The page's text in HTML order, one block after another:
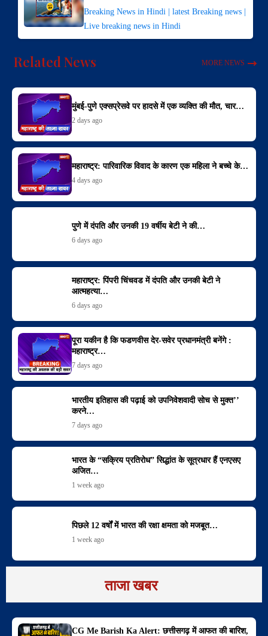
Breaking News in Hindi | latest Breaking news |
Live breaking news in Hindi
Related News MORE NEWS
मुंबई-पुणे एक्सप्रेसवे पर हादसे में एक व्यक्ति की मौत, चार…
2 days ago
महाराष्ट्र: पारिवारिक विवाद के कारण एक महिला ने बच्चे के…
4 days ago
पुणे में दंपति और उनकी 19 वर्षीय बेटी ने की…
6 days ago
महाराष्ट्र: पिंपरी चिंचवड में दंपति और उनकी बेटी ने
आत्महत्या…
6 days ago
पूरा यकीन है कि फडणवीस देर-सवेर प्रधानमंत्री बनेंगे :
महाराष्ट्र…
7 days ago
भारतीय इतिहास की पढ़ाई को उपनिवेशवादी सोच से मुक्त’’
करने…
7 days ago
भारत के “सक्रिय प्रतिरोध” सिद्धांत के सूत्रधार हैं एनएसए
अजित…
1 week ago
पिछले 12 वर्षों में भारत की रक्षा क्षमता को मजबूत…
1 week ago
ताजा खबर
CG Me Barish Ka Alert: छत्तीसगढ़ में आफत की बारिश,